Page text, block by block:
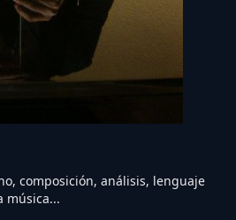
composición, análisis, lenguaje
música...